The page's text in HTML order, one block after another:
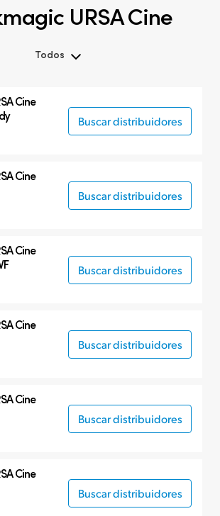
URSA Cine
Todos
Blackmagic URSA Cine
Accesorios
Cine
Buscar distribuidores
Cine
Buscar distribuidores
Cine
Buscar distribuidores
Cine
Buscar distribuidores
Cine
Buscar distribuidores
Cine
Buscar distribuidores